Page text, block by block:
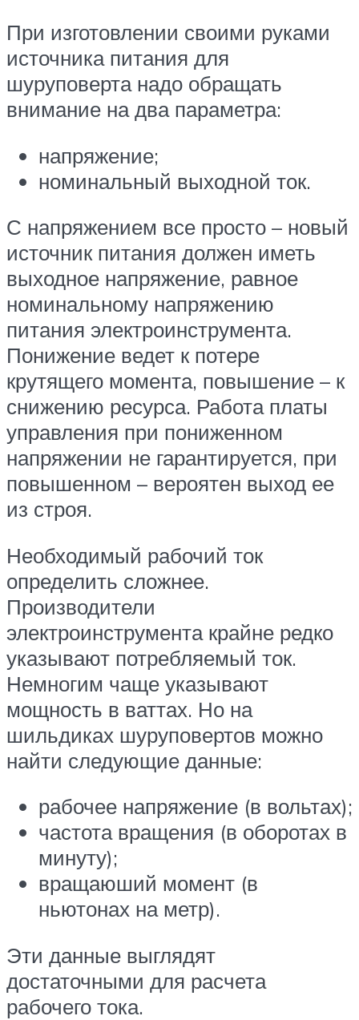
При изготовлении своими руками
источника питания для
шуруповерта надо обращать
внимание на два параметра:
напряжение;
номинальный выходной ток.
С напряжением все просто – новый
источник питания должен иметь
выходное напряжение, равное
номинальному напряжению
питания электроинструмента.
Понижение ведет к потере
крутящего момента, повышение – к
снижению ресурса. Работа платы
управления при пониженном
напряжении не гарантируется, при
повышенном – вероятен выход ее
из строя.
Необходимый рабочий ток
определить сложнее.
Производители
электроинструмента крайне редко
указывают потребляемый ток.
Немногим чаще указывают
мощность в ваттах. Но на
шильдиках шуруповертов можно
найти следующие данные:
рабочее напряжение (в вольтах);
частота вращения (в оборотах в
минуту);
вращаюший момент (в
ньютонах на метр).
Эти данные выглядят
достаточными для расчета
рабочего тока.